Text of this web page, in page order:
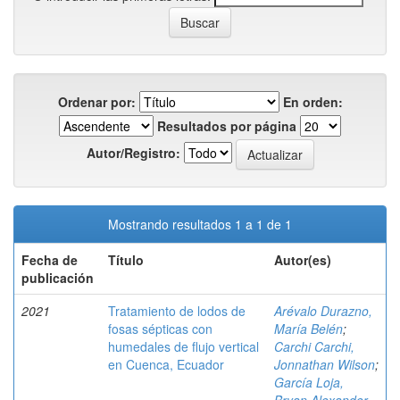
Ordenar por:
En orden:
Resultados por página
Autor/Registro:
Mostrando resultados 1 a 1 de 1
Fecha de
publicación
Título Autor(es)
2021
Tratamiento de lodos de
fosas sépticas con
humedales de flujo vertical
en Cuenca, Ecuador
Arévalo Durazno,
María Belén;
Carchi Carchi,
Jonnathan Wilson;
García Loja,